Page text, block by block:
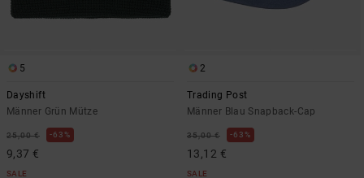
5
Dayshift
Männer Grün Mütze
25,00 € 63%
9,37 €
SALE
2
Trading Post
Männer Blau Snapback-Cap
35,00 € 63%
13,12 €
SALE